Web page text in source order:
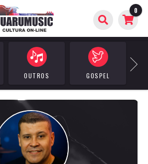
0
OUTROS GOSPEL
Next
BUSCAR